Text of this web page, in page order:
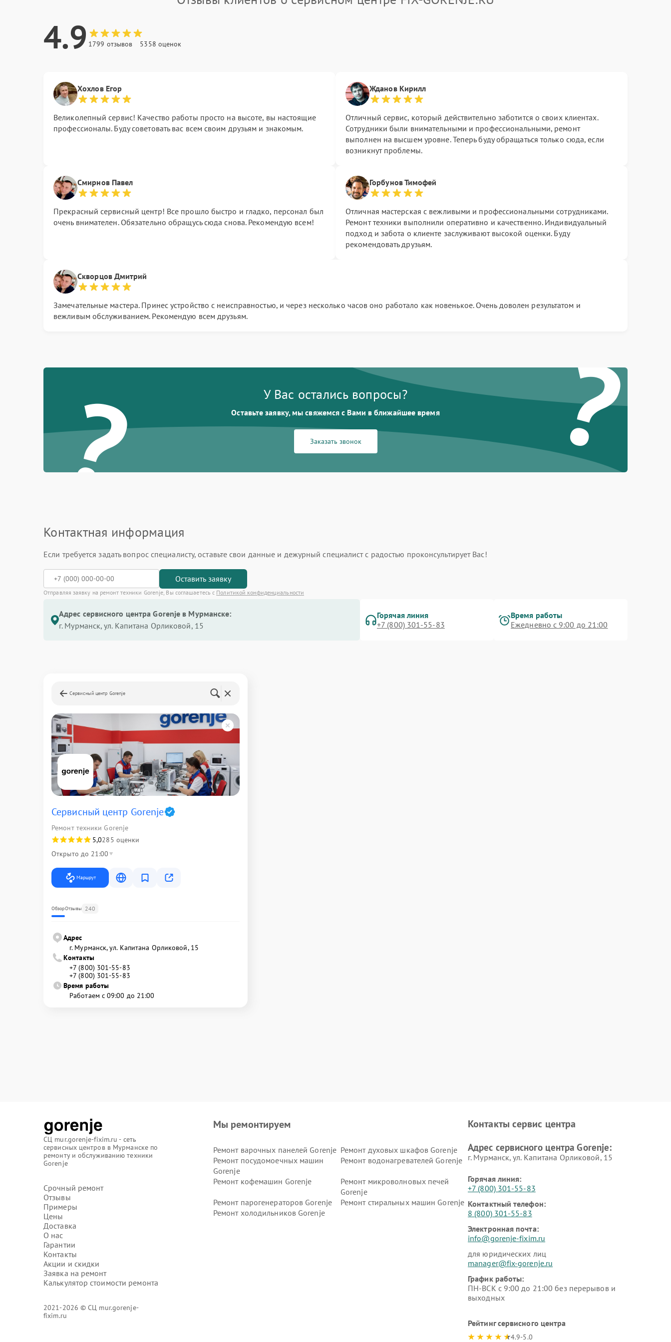
4.9 1799 отзывов 5358 оценок
Хохлов Егор
Великолепный сервис! Качество работы просто на высоте, вы настоящие
профессионалы. Буду советовать вас всем своим друзьям и знакомым.
Жданов Кирилл
Отличный сервис, который действительно заботится о своих клиентах.
Сотрудники были внимательными и профессиональными, ремонт
выполнен на высшем уровне. Теперь буду обращаться только сюда, если
возникнут проблемы.
Смирнов Павел
Прекрасный сервисный центр! Все прошло быстро и гладко, персонал был
очень внимателен. Обязательно обращусь сюда снова. Рекомендую всем!
Горбунов Тимофей
Отличная мастерская с вежливыми и профессиональными сотрудниками.
Ремонт техники выполнили оперативно и качественно. Индивидуальный
подход и забота о клиенте заслуживают высокой оценки. Буду
рекомендовать друзьям.
Скворцов Дмитрий
Замечательные мастера. Принес устройство с неисправностью, и через несколько часов оно работало как новенькое. Очень доволен результатом и
вежливым обслуживанием. Рекомендую всем друзьям.
? ?
У Вас остались вопросы?
Оставьте заявку, мы свяжемся с Вами в ближайшее время
Заказать звонок
Контактная информация
Если требуется задать вопрос специалисту, оставьте свои данные и дежурный специалист с радостью проконсультирует Вас!
Оставить заявку
Отправляя заявку на ремонт техники Gorenje, Вы соглашаетесь с Политикой конфиденциальности
Адрес сервисного центра Gorenje в Мурманске:
г. Мурманск, ул. Капитана Орликовой, 15
Горячая линия
+7 (800) 301-55-83
Время работы
Ежедневно с 9:00 до 21:00
Сервисный центр Gorenje
Сервисный центр Gorenje
Ремонт техники Gorenje
5,0285 оценки
Открыто до 21:00
Маршрут
ОбзорОтзывы 240
Адрес
г. Мурманск, ул. Капитана Орликовой, 15
Контакты
+7 (800) 301-55-83
+7 (800) 301-55-83
Время работы
Работаем с 09:00 до 21:00
СЦ mur.gorenje-fixim.ru - сеть
сервисных центров в Мурманске по
ремонту и обслуживанию техники
Gorenje
Срочный ремонт
Отзывы
Примеры
Цены
Доставка
О нас
Гарантии
Контакты
Акции и скидки
Заявка на ремонт
Калькулятор стоимости ремонта
2021-2026 © СЦ mur.gorenje-
fixim.ru
Мы ремонтируем
Ремонт варочных панелей Gorenje Ремонт духовых шкафов Gorenje
Ремонт посудомоечных машин
Gorenje
Ремонт водонагревателей Gorenje
Ремонт кофемашин Gorenje
Ремонт микроволновых печей
Gorenje
Ремонт парогенераторов Gorenje
Ремонт стиральных машин Gorenje
Ремонт холодильников Gorenje
Контакты сервис центра
Адрес сервисного центра Gorenje:
г. Мурманск, ул. Капитана Орликовой, 15
Горячая линия:
+7 (800) 301-55-83
Контактный телефон:
8 (800) 301-55-83
Электронная почта:
info@gorenje-fixim.ru
для юридических лиц
manager@fix-gorenje.ru
График работы:
ПН-ВСК с 9:00 до 21:00 без перерывов и
выходных
Рейтинг сервисного центра
4.9-5.0